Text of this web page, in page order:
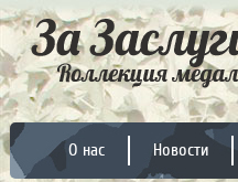
О нас Новости